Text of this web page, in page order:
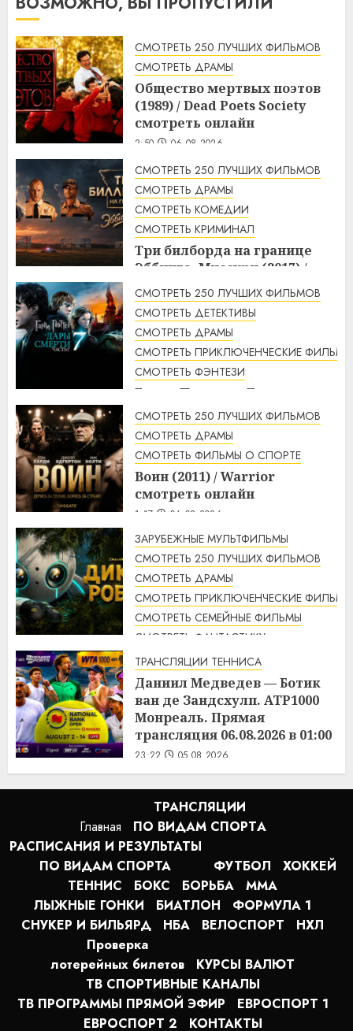
СМОТРЕТЬ 250 ЛУЧШИХ ФИЛЬМОВ
СМОТРЕТЬ ДРАМЫ
Общество мертвых поэтов
(1989) / Dead Poets Society
смотреть онлайн
2:50 06.08.2026
СМОТРЕТЬ 250 ЛУЧШИХ ФИЛЬМОВ
СМОТРЕТЬ ДРАМЫ
СМОТРЕТЬ КОМЕДИИ
СМОТРЕТЬ КРИМИНАЛ
Три билборда на границе
Эббинга, Миссури (2017) /
Three Billboards Outside
Ebbing, Missouri смотреть
онлайн
2:48 06.08.2026
СМОТРЕТЬ 250 ЛУЧШИХ ФИЛЬМОВ
СМОТРЕТЬ ДЕТЕКТИВЫ
СМОТРЕТЬ ДРАМЫ
СМОТРЕТЬ ПРИКЛЮЧЕНЧЕСКИЕ ФИЛЬМЫ
СМОТРЕТЬ ФЭНТЕЗИ
Гарри Поттер и Дары
смерти: Часть 2 (2011) / Harry
Potter and the Deathly
Hallows: Part 2 смотреть
онлайн
2:12 06.08.2026
СМОТРЕТЬ 250 ЛУЧШИХ ФИЛЬМОВ
СМОТРЕТЬ ДРАМЫ
СМОТРЕТЬ ФИЛЬМЫ О СПОРТЕ
Воин (2011) / Warrior
смотреть онлайн
1:17 06.08.2026
ЗАРУБЕЖНЫЕ МУЛЬТФИЛЬМЫ
СМОТРЕТЬ 250 ЛУЧШИХ ФИЛЬМОВ
СМОТРЕТЬ ДРАМЫ
СМОТРЕТЬ ПРИКЛЮЧЕНЧЕСКИЕ ФИЛЬМЫ
СМОТРЕТЬ СЕМЕЙНЫЕ ФИЛЬМЫ
СМОТРЕТЬ ФАНТАСТИКУ
Дикий робот (2024) / The Wild
Robot смотреть онлайн
1:14 06.08.2026
ТРАНСЛЯЦИИ ТЕННИСА
Даниил Медведев — Ботик
ван де Зандсхулп. ATP1000
Монреаль. Прямая
трансляция 06.08.2026 в 01:00
23:22 05.08.2026
Главная
ТРАНСЛЯЦИИ
ПО ВИДАМ СПОРТA
РАСПИСАНИЯ И РЕЗУЛЬТАТЫ
ПО ВИДАМ СПОРТА
ФУТБОЛ
ХОККЕЙ
ТЕННИС
БОКС БОРЬБА
MMA
ЛЫЖНЫЕ ГОНКИ
БИАТЛОН
ФОРМУЛА 1
СНУКЕР И БИЛЬЯРД
НБА ВЕЛОСПОРТ
НХЛ
Проверка
лотерейных билетов
КУРСЫ ВАЛЮТ
ТВ СПОРТИВНЫЕ КАНАЛЫ
ТВ ПРОГРАММЫ ПРЯМОЙ ЭФИР
ЕВРОСПОРТ 1
ЕВРОСПОРТ 2
КОНТАКТЫ